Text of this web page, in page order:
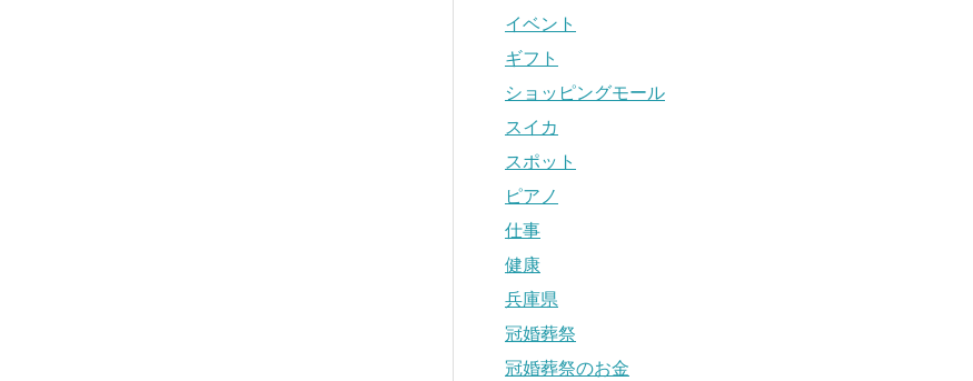
イベント
ギフト
ショッピングモール
スイカ
スポット
ピアノ
仕事
健康
兵庫県
冠婚葬祭
冠婚葬祭のお金